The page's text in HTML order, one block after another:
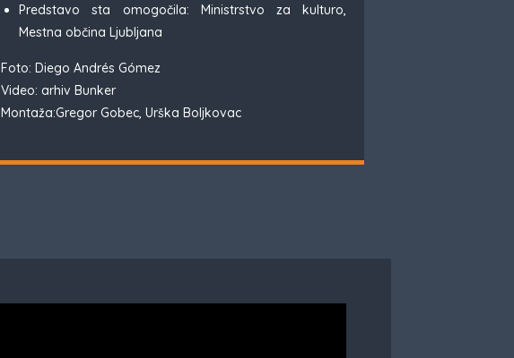
Predstavo sta omogočila: Ministrstvo za kulturo,
Mestna občina Ljubljana
Foto: Diego Andrés Gómez
Video: arhiv Bunker
Montaža:Gregor Gobec, Urška Boljkovac